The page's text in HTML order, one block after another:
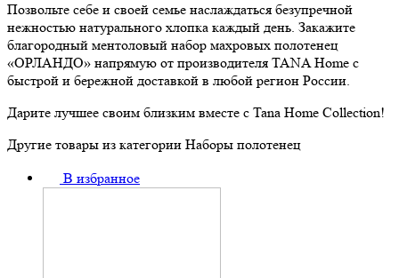
Позвольте себе и своей семье наслаждаться безупречной
нежностью натурального хлопка каждый день. Закажите
благородный ментоловый набор махровых полотенец
«ОРЛАНДО» напрямую от производителя TANA Home с
быстрой и бережной доставкой в любой регион России.
Дарите лучшее своим близким вместе с Tana Home Collection!
Другие товары из категории Наборы полотенец
В избранное